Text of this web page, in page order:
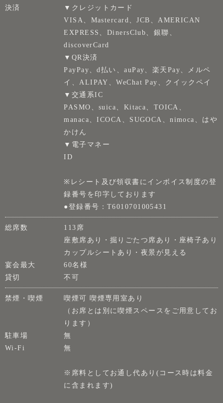
決済
▼クレジットカード
VISA、Mastercard、JCB、AMERICAN
EXPRESS、DinersClub、銀聯、
discoverCard
▼QR決済
PayPay、d払い、auPay、楽天Pay、メルペ
イ、ALIPAY、WeChat Pay、クイックペイ
▼交通系IC
PASMO、suica、Kitaca、TOICA、
manaca、ICOCA、SUGOCA、nimoca、はや
かけん
▼電子マネー
ID
※レシート及び領収書にインボイス制度の登
録番号を印字しております
●登録番号：T6010701005431
総席数
113席
座敷席あり・掘りごたつ席あり・座椅子あり
カップルシートあり・夜景が見える
宴会最大
60名様
貸切
不可
禁煙・喫煙
喫煙可 喫煙専用室あり
（お席とは別に喫煙スペースをご用意してお
ります）
駐車場
無
Wi-Fi
無
※席料としてお通し代あり(コース時は料金
に含まれます)